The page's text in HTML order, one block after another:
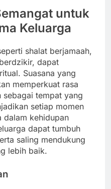
untuk
Keluarga
shalat berjamaah,
dapat
Suasana yang
memperkuat rasa
sebagai tempat yang
setiap momen
dalam kehidupan
dapat tumbuh
saling mendukung
lebih baik.